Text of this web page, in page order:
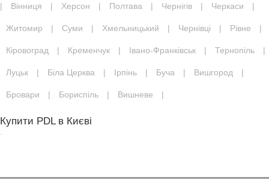
| Вінниця | Херсон | Полтава | Чернігів | Черкаси |
Житомир | Суми | Хмельницький | Чернівці | Рівне |
Кіровоград | Кременчук | Івано-Франківськ | Тернопіль |
Луцьк | Біла Церква | Ірпінь | Буча | Вишгород |
Бровари | Бориспіль | Вишневе |
Купити PDL в Києві